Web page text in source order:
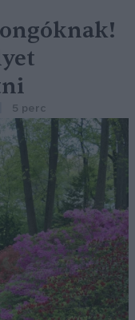
5 perc